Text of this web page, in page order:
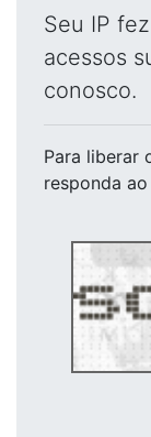
Seu IP
acessos
conosco.
Para liberar
responda